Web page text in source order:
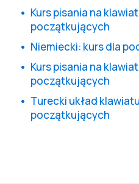
Kurs pisania na
początkujących
Niemiecki: kurs dla
Kurs pisania na
początkujących
Turecki układ
początkujących